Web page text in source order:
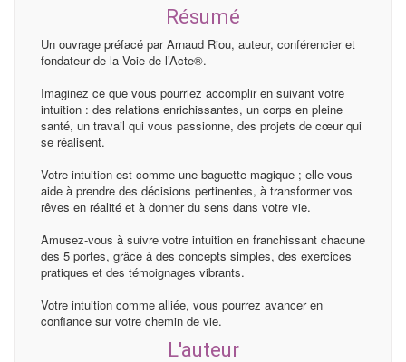
Résumé
Un ouvrage préfacé par Arnaud Riou, auteur, conférencier et
fondateur de la Voie de l’Acte®.
Imaginez ce que vous pourriez accomplir en suivant votre
intuition : des relations enrichissantes, un corps en pleine
santé, un travail qui vous passionne, des projets de cœur qui
se réalisent.
Votre intuition est comme une baguette magique ; elle vous
aide à prendre des décisions pertinentes, à transformer vos
rêves en réalité et à donner du sens dans votre vie.
Amusez-vous à suivre votre intuition en franchissant chacune
des 5 portes, grâce à des concepts simples, des exercices
pratiques et des témoignages vibrants.
Votre intuition comme alliée, vous pourrez avancer en
confiance sur votre chemin de vie.
L'auteur